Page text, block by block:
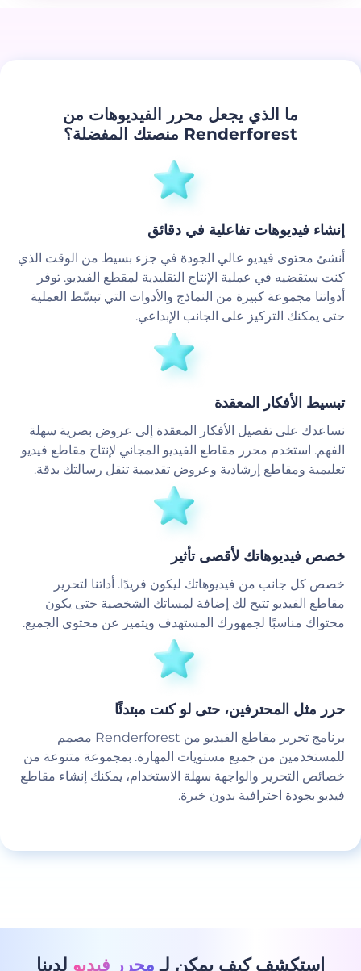
ما الذي يجعل محرر الفيديوهات من
Renderforest منصتك المفضلة؟
إنشاء فيديوهات تفاعلية في دقائق
أنشئ محتوى فيديو عالي الجودة في جزء بسيط من الوقت الذي
كنت ستقضيه في عملية الإنتاج التقليدية لمقطع الفيديو. توفر
أدواتنا مجموعة كبيرة من النماذج والأدوات التي تبسّط العملية
حتى يمكنك التركيز على الجانب الإبداعي.
تبسيط الأفكار المعقدة
نساعدك على تفصيل الأفكار المعقدة إلى عروض بصرية سهلة
الفهم. استخدم محرر مقاطع الفيديو المجاني لإنتاج مقاطع فيديو
تعليمية ومقاطع إرشادية وعروض تقديمية تنقل رسالتك بدقة.
خصص فيديوهاتك لأقصى تأثير
خصص كل جانب من فيديوهاتك ليكون فريدًا. أداتنا لتحرير
مقاطع الفيديو تتيح لك إضافة لمساتك الشخصية حتى يكون
محتواك مناسبًا لجمهورك المستهدف ويتميز عن محتوى الجميع.
حرر مثل المحترفين، حتى لو كنت مبتدئًا
برنامج تحرير مقاطع الفيديو من Renderforest مصمم
للمستخدمين من جميع مستويات المهارة. بمجموعة متنوعة من
خصائص التحرير والواجهة سهلة الاستخدام، يمكنك إنشاء مقاطع
فيديو بجودة احترافية بدون خبرة.
استكشف كيف يمكن لـ محرر فيديو لدينا